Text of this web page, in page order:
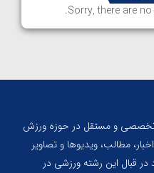
Sorry, there are
تخصصی و مستقل در حوزه ورزش
مطالب، ویدیوها و تصاویر
قبال این رشته ورزشی در